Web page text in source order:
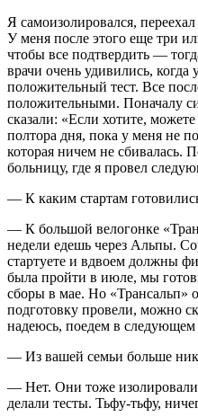
Я самоизолировался,
У меня после этого еще три
чтобы все подтвердить —
врачи очень удивились, когда
положительный тест. Все
положительными. Поначалу
сказали: «Если хотите,
полтора дня, пока у меня не
которая ничем не сбивалась.
больницу, где я провел
— К каким стартам
— К большой велогонке
недели едешь через Альпы.
стартуете и вдвоем должны
была пройти в июле, мы
сборы в мае. Но «Трансальп»
подготовку провели, можно
надеюсь, поедем в следующем
— Из вашей семьи больше
— Нет. Они тоже
делали тесты. Тьфу-тьфу,